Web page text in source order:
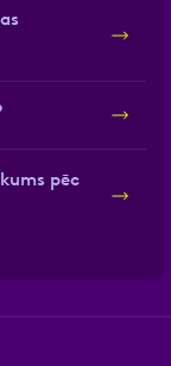
pēc